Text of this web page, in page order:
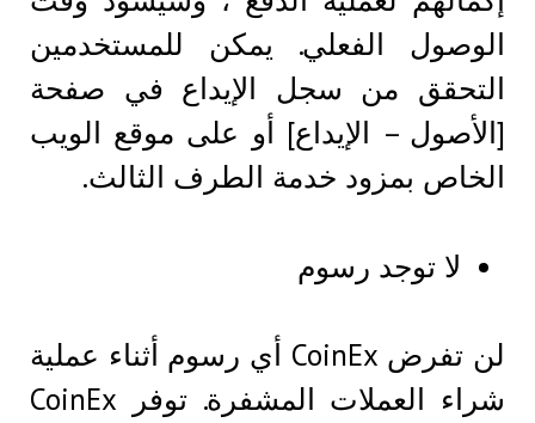
الوصول الفعلي. يمكن للمستخدمين
التحقق من سجل الإيداع في صفحة
[الأصول – الإيداع] أو على موقع الويب
الخاص بمزود خدمة الطرف الثالث.
لا توجد رسوم
لن تفرض CoinEx أي رسوم أثناء عملية
شراء العملات المشفرة. توفر CoinEx